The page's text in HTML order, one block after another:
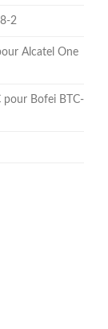
2
Alcatel One
pour Bofei BTC-